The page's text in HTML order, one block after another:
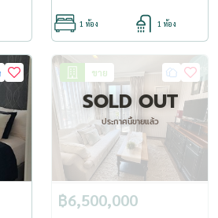
1 ห้อง 1 ห้อง
ขาย
SOLD OUT
ประกาศนี้ขายแล้ว
฿6,500,000